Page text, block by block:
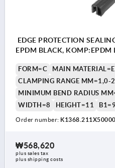
EDGE PROTECTION
EPDM BLACK, KOMP:EPDM
FORM=C MAIN
CLAMPING RANGE MM=1,0-
MINIMUM BEND RADIUS
WIDTH=8
HEIGHT=11
Order number: K1368.211X50000
₩568,620
plus sales tax
plus shipping costs